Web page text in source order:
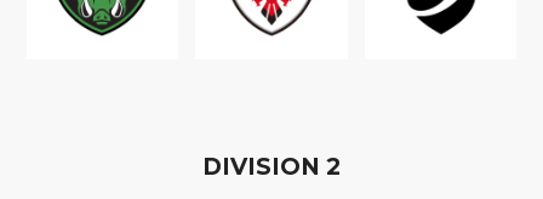
DIVISION 2